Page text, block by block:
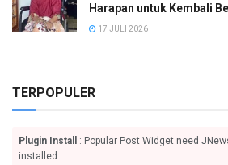
Harapan untuk Kembali
17 JULI 2026
TERPOPULER
Plugin Install
: Popular Post Widget need
installed